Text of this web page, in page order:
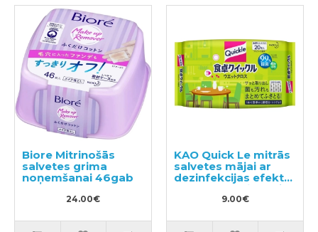
Biore Mitrinošās
salvetes grima
noņemšanai 46gab
24.00€
KAO Quick Le mitrās
salvetes mājai ar
dezinfekcijas efektu,
ar smalku zaļās tējas
aromātu 20gab
9.00€